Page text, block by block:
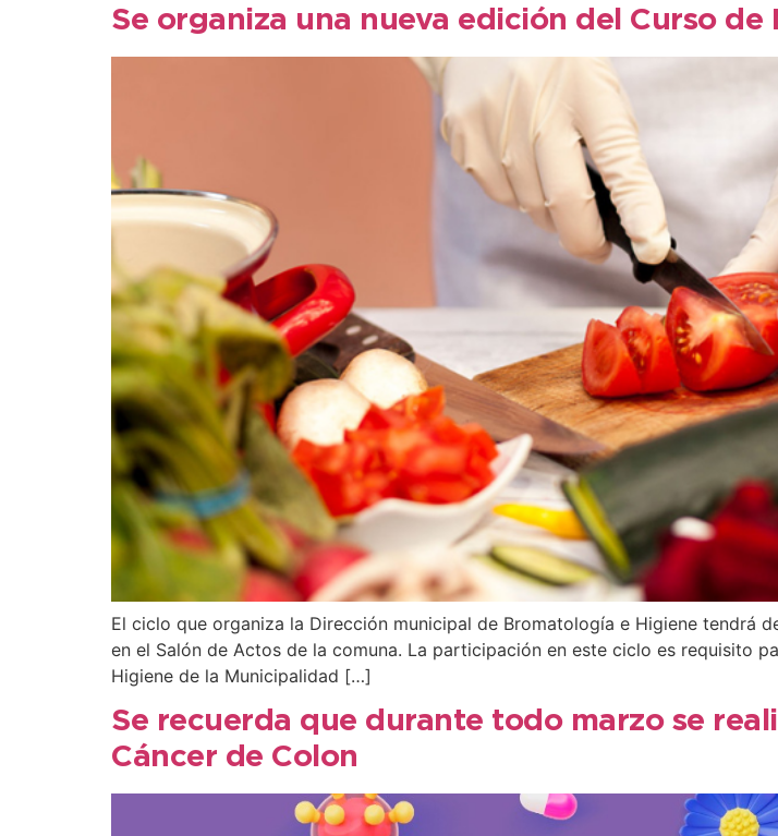
Se organiza una nueva edición del Curso
El ciclo que organiza la Dirección municipal de Bromatología e Higiene tendrá
en el Salón de Actos de la comuna. La participación en este ciclo es requisito
Higiene de la Municipalidad […]
Se recuerda que durante todo marzo se
Cáncer de Colon